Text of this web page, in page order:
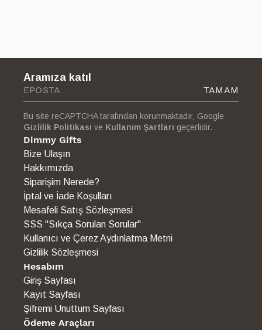
Dimmy Gifts
Bize Ulaşın
Hakkımızda
Siparişim Nerede?
İptal ve İade Koşulları
Mesafeli Satış Sözleşmesi
SSS "Sıkça Sorulan Sorular"
Kullanıcı ve Çerez Aydınlatma Metni
Gizlilik Sözleşmesi
Hesabım
Giriş Sayfası
Kayıt Sayfası
Şifremi Unuttum Sayfası
Ödeme Araçları
Aramıza katıl
TAMAM
Bu site reCAPTCHA tarafından korunmaktadır, Google
Gizlilik Politikası ve Kullanım Şartları geçerlidir.